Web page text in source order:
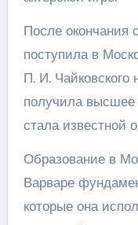
После окончания
поступила в
П. И. Чайковского
получила высшее
стала известной
Образование в
Варваре
которые она